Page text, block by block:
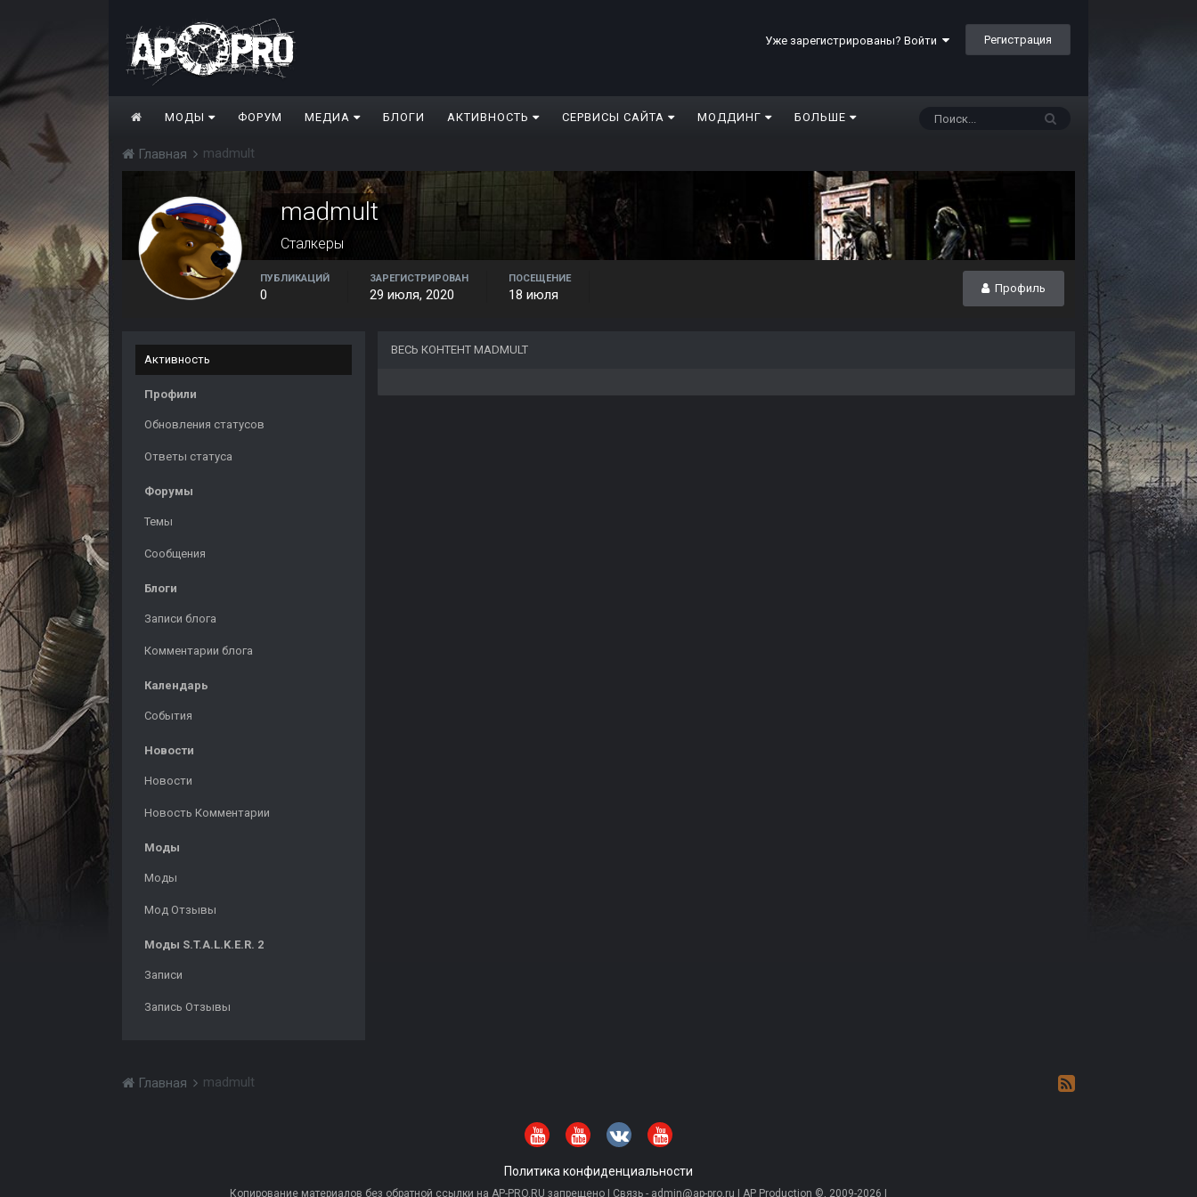
Уже зарегистрированы? Войти Регистрация
МОДЫ ФОРУМ МЕДИА БЛОГИ АКТИВНОСТЬ СЕРВИСЫ САЙТА МОДДИНГ БОЛЬШЕ
Главная madmult
madmult
Сталкеры
Профиль
ПУБЛИКАЦИЙ
0
ЗАРЕГИСТРИРОВАН
29 июля, 2020
ПОСЕЩЕНИЕ
18 июля
Активность
Профили
Обновления статусов
Ответы статуса
Форумы
Темы
Сообщения
Блоги
Записи блога
Комментарии блога
Календарь
События
Новости
Новости
Новость Комментарии
Моды
Моды
Мод Отзывы
Моды S.T.A.L.K.E.R. 2
Записи
Запись Отзывы
ВЕСЬ КОНТЕНТ MADMULT
Главная madmult
Политика конфиденциальности
Копирование материалов без обратной ссылки на AP-PRO.RU запрещено | Связь - admin@ap-pro.ru | AP Production ©, 2009-2026 |